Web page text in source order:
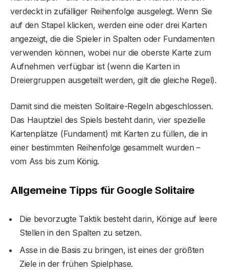
verdeckt in zufälliger Reihenfolge ausgelegt. Wenn Sie
auf den Stapel klicken, werden eine oder drei Karten
angezeigt, die die Spieler in Spalten oder Fundamenten
verwenden können, wobei nur die oberste Karte zum
Aufnehmen verfügbar ist (wenn die Karten in
Dreiergruppen ausgeteilt werden, gilt die gleiche Regel).
Damit sind die meisten Solitaire-Regeln abgeschlossen.
Das Hauptziel des Spiels besteht darin, vier spezielle
Kartenplätze (Fundament) mit Karten zu füllen, die in
einer bestimmten Reihenfolge gesammelt wurden –
vom Ass bis zum König.
Allgemeine Tipps für Google Solitaire
Die bevorzugte Taktik besteht darin, Könige auf leere
Stellen in den Spalten zu setzen.
Asse in die Basis zu bringen, ist eines der größten
Ziele in der frühen Spielphase.